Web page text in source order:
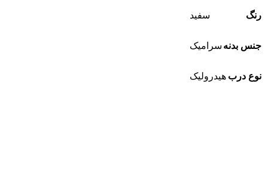
رنگ سفید
جنس بدنه سرامیک
نوع درب هیدرولیک